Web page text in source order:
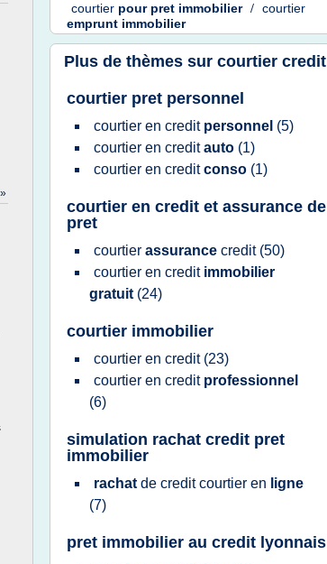
courtier pour pret immobilier / courtier
emprunt immobilier
Plus de thèmes sur courtier credit
courtier pret personnel
courtier en credit personnel (5)
courtier en creditauto (1)
courtier en creditconso (1)
courtier en credit et assurance de
pret
courtier assurance credit (50)
courtier en credit immobilier
gratuit (24)
courtier immobilier
courtier en credit (23)
courtier en credit professionnel
(6)
simulation rachat credit pret
immobilier
rachat de credit courtier en ligne
(7)
pret immobilier au credit lyonnais